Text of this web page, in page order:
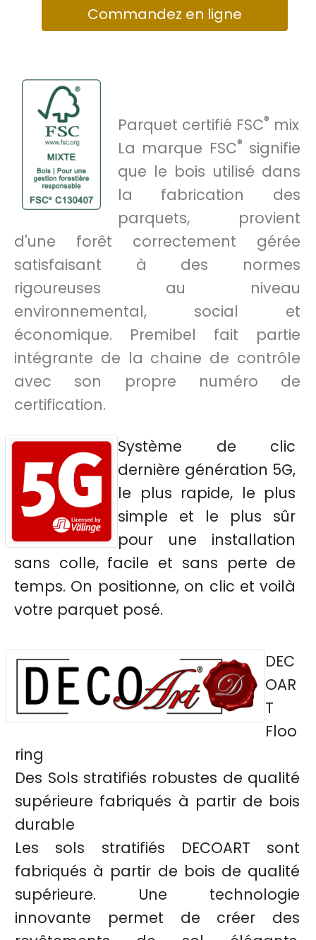
Commandez en ligne
Parquet certifié FSC® mix
La marque FSC® signifie
que le bois utilisé dans
la fabrication des
parquets, provient
d'une forêt correctement gérée
satisfaisant à des normes
rigoureuses au niveau
environnemental, social et
économique. Premibel fait partie
intégrante de la chaine de contrôle
avec son propre numéro de
certification.
Système de clic
dernière génération 5G,
le plus rapide, le plus
simple et le plus sûr
pour une installation
sans colle, facile et sans perte de
temps. On positionne, on clic et voilà
votre parquet posé.
DEC
OAR
T
Floo
ring
Des Sols stratifiés robustes de qualité
supérieure fabriqués à partir de bois
durable
Les sols stratifiés DECOART sont
fabriqués à partir de bois de qualité
supérieure. Une technologie
innovante permet de créer des